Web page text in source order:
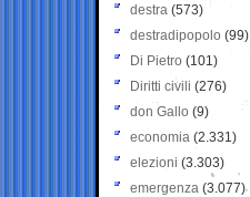
destra (573)
destradipopolo (99)
Di Pietro (101)
Diritti civili (276)
don Gallo (9)
economia (2.331)
elezioni (3.303)
emergenza (3.077)